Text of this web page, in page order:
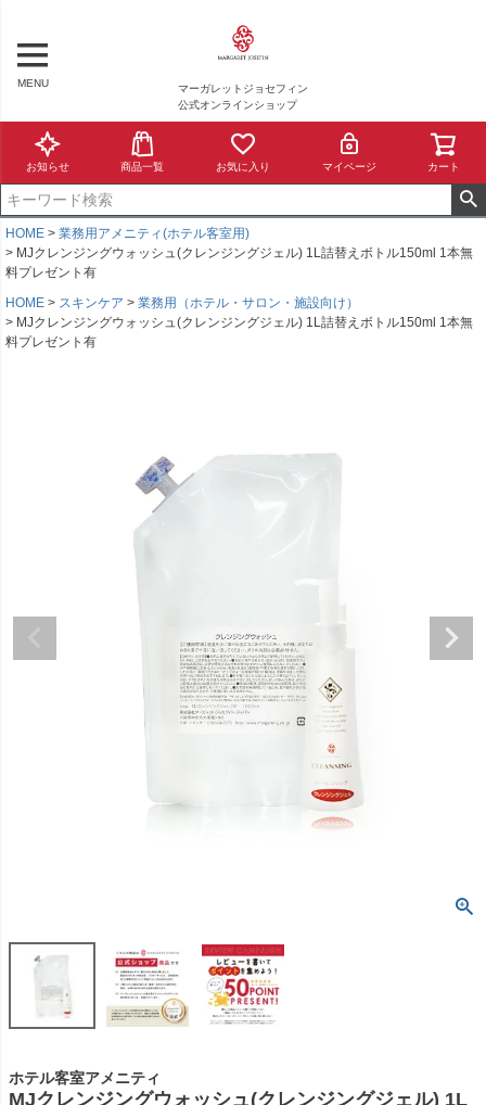
MENU
マーガレットジョセフィン
公式オンラインショップ
お知らせ 商品一覧 お気に入り マイページ カート
HOME
業務用アメニティ(ホテル客室用)
MJクレンジングウォッシュ(クレンジングジェル) 1L詰替えボトル150ml 1本無
料プレゼント有
HOME
スキンケア
業務用（ホテル・サロン・施設向け）
MJクレンジングウォッシュ(クレンジングジェル) 1L詰替えボトル150ml 1本無
料プレゼント有
ホテル客室アメニティ
MJクレンジングウォッシュ(クレンジングジェル) 1L